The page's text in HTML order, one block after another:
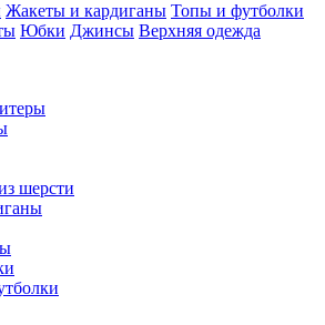
Жакеты и кардиганы Топы и футболки
Юбки Джинсы Верхняя одежда
шерсти